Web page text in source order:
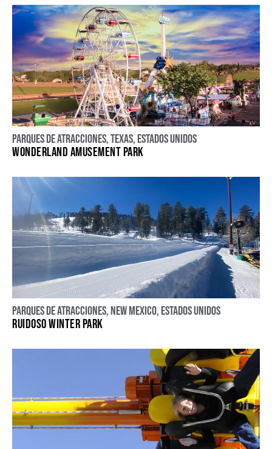
Parques de atracciones,Texas,Estados Unidos
WONDERLAND AMUSEMENT PARK
Parques de atracciones,New Mexico,Estados Unidos
RUIDOSO WINTER PARK